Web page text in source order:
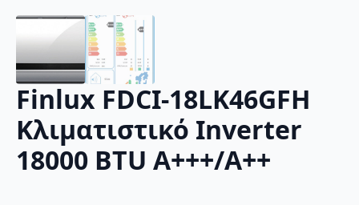
Finlux FDCI-18LK46GFH
Κλιματιστικό Inverter
18000 BTU A+++/A++